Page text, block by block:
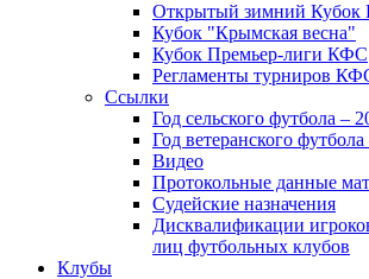
Открытый зимний
Кубок "Крымская весна"
Кубок Премьер-лиги КФС
Регламенты турниров
Ссылки
Год сельского футбола –
Год ветеранского
Видео
Протокольные данные
Судейские назначения
Дисквалификации
лиц футбольных клубов
Клубы